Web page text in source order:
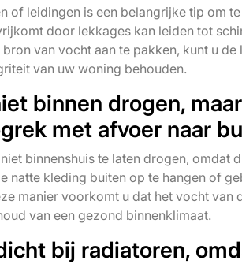
of leidingen is een belangrijke tip om
door lekkages kan leiden tot
van vocht aan te pakken, kunt u
van uw woning behouden.
binnen drogen,
met afvoer naar
binnenshuis te laten drogen, omdat
natte kleding buiten op te hangen of
manier voorkomt u dat het vocht
van een gezond binnenklimaat.
bij radiatoren,